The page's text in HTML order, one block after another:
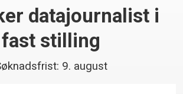
datajournalist i
fast stilling
9. august